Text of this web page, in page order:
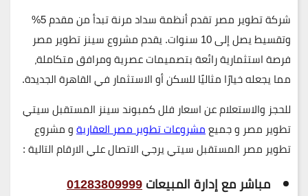
شركة تطوير مصر تقدم أنظمة سداد مرنة تبدأ منمقدم 5%
وتقسيط يصل إلى10 سنوات
. يقدم مشروع سينز تطوير مصر
فرصة استثمارية رائعة بتصميمات عصرية ومرافق متكاملة،
مما يجعله خيارًا مثاليًا للسكن أو الاستثمار في القاهرة الجديدة.
للحجز والاستعلام عن اسعار فلل كمبوند سينز المستقبل سيتي
تطوير مصر و جميعمشروعات تطوير مصر العقاريةومشروع
تطوير مصر المستقبل سيتييرجي الاتصال علي الارقام التالية :
مباشر مع إدارة المبيعات01283809999